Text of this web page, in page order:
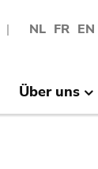
NL FR EN
Über uns